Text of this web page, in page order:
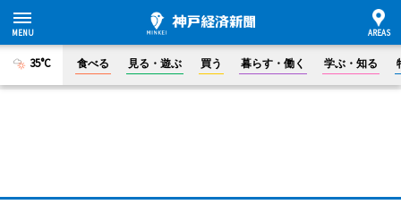
35°C 食べる 見る・遊ぶ 買う 暮らす・働く 学ぶ・知る